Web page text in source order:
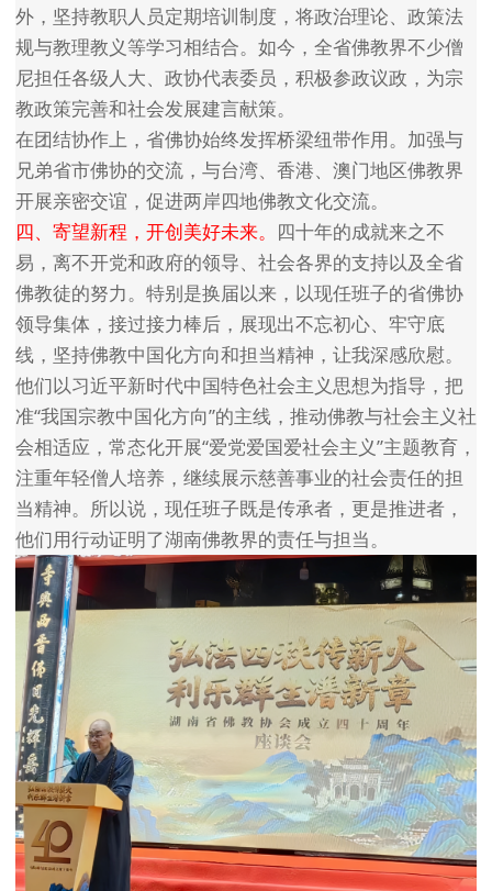
外，坚持教职人员定期培训制度，将政治理论、政策法
规与教理教义等学习相结合。如今，全省佛教界不少僧
尼担任各级人大、政协代表委员，积极参政议政，为宗
教政策完善和社会发展建言献策。
在团结协作上，省佛协始终发挥桥梁纽带作用。加强与
兄弟省市佛协的交流，与台湾、香港、澳门地区佛教界
开展亲密交谊，促进两岸四地佛教文化交流。
四、寄望新程，开创美好未来。 四十年的成就来之不
易，离不开党和政府的领导、社会各界的支持以及全省
佛教徒的努力。特别是换届以来，以现任班子的省佛协
领导集体，接过接力棒后，展现出不忘初心、牢守底
线，坚持佛教中国化方向和担当精神，让我深感欣慰。
他们以习近平新时代中国特色社会主义思想为指导，把
准“我国宗教中国化方向”的主线，推动佛教与社会主义社
会相适应，常态化开展“爱党爱国爱社会主义”主题教育，
注重年轻僧人培养，继续展示慈善事业的社会责任的担
当精神。所以说，现任班子既是传承者，更是推进者，
他们用行动证明了湖南佛教界的责任与担当。